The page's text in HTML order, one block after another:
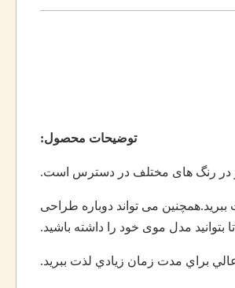
توضیحات محصول:
می تواند دوباره طراحی
بتوانید مدل موی خود را داشته باشید.
براي مدت زمان زيادي لذت ببريد.